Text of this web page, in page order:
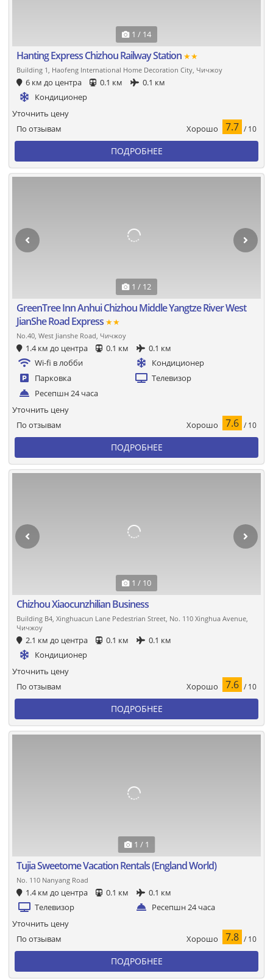
1 / 14
Hanting Express Chizhou Railway Station ★★
Building 1, Haofeng International Home Decoration City, Чичжоу
6 км до центра 0.1 км
0.1 км
Кондиционер
По отзывам Хорошо 7.7 / 10
Уточнить цену
ПОДРОБНЕЕ
1 / 12
GreenTree Inn Anhui Chizhou Middle Yangtze River West
JianShe Road Express ★★
No.40, West Jianshe Road, Чичжоу
1.4 км до центра 0.1 км
0.1 км
Wi-fi в лобби
Кондиционер
Парковка
Телевизор
Ресепшн 24 часа
По отзывам Хорошо 7.6 / 10
Уточнить цену
ПОДРОБНЕЕ
1 / 10
Chizhou Xiaocunzhilian Business
Building B4, Xinghuacun Lane Pedestrian Street, No. 110 Xinghua Avenue,
Чичжоу
2.1 км до центра 0.1 км
0.1 км
Кондиционер
По отзывам Хорошо 7.6 / 10
Уточнить цену
ПОДРОБНЕЕ
1 / 1
Tujia Sweetome Vacation Rentals (England World)
No. 110 Nanyang Road
1.4 км до центра 0.1 км
0.1 км
Телевизор
Ресепшн 24 часа
По отзывам Хорошо 7.8 / 10
Уточнить цену
ПОДРОБНЕЕ